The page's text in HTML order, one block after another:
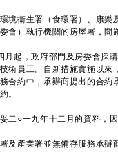
衞生署（食環署）、康樂
會）執行機關的房屋署，問
月起，政府部門及房委會採
術員工。自新措施實施以
合約中，承辦商提出的合
。
○一九年十二月的資料，因
署及產業署並無備存服務承